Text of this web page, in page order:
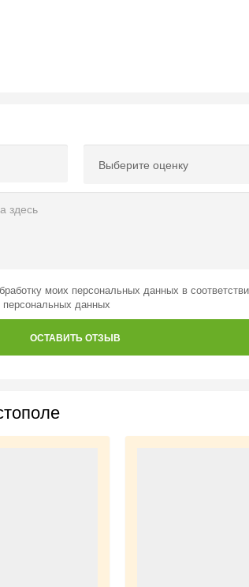
моих персональных данных в
персональных данных
ОСТАВИТЬ ОТЗЫВ